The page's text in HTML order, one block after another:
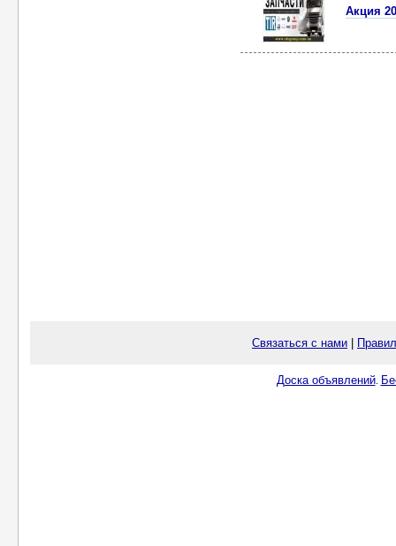
Акция
Связаться с нами
Доска объявлений.